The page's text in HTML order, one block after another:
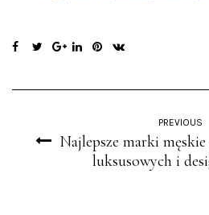
PREVIOUS
Najlepsze marki
luksusowych i